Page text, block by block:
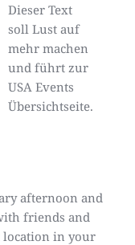
Dieser Text
soll Lust auf
mehr machen
und führt zur
USA Events
Übersichtseite.
afternoon and
friends and
in your